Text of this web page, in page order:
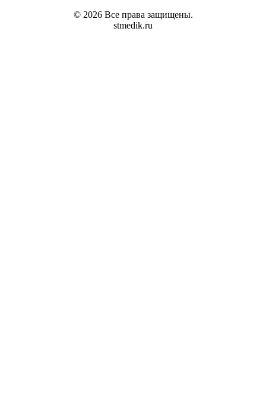
© 2026 Все права защищены.
stmedik.ru